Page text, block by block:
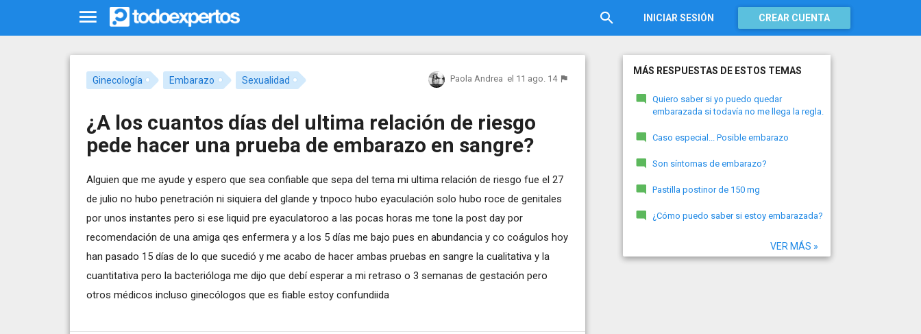
INICIAR SESIÓN CREAR CUENTA
Ginecología Embarazo Sexualidad Paola Andrea el 11 ago. 14
¿A los cuantos días del ultima relación de riesgo
pede hacer una prueba de embarazo en sangre?
Alguien que me ayude y espero que sea confiable que sepa del tema mi ultima relación de riesgo fue el 27
de julio no hubo penetración ni siquiera del glande y tnpoco hubo eyaculación solo hubo roce de genitales
por unos instantes pero si ese liquid pre eyaculatoroo a las pocas horas me tone la post day por
recomendación de una amiga qes enfermera y a los 5 días me bajo pues en abundancia y co coágulos hoy
han pasado 15 días de lo que sucedió y me acabo de hacer ambas pruebas en sangre la cualitativa y la
cuantitativa pero la bacterióloga me dijo que debí esperar a mi retraso o 3 semanas de gestación pero
otros médicos incluso ginecólogos que es fiable estoy confundiida
MÁS RESPUESTAS DE ESTOS TEMAS
Quiero saber si yo puedo quedar
embarazada si todavía no me llega la regla.
Caso especial... Posible embarazo
Son síntomas de embarazo?
Pastilla postinor de 150 mg
¿Cómo puedo saber si estoy embarazada?
VER MÁS »